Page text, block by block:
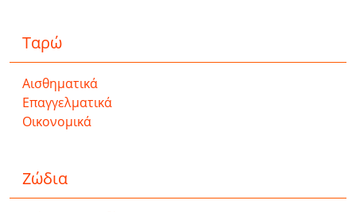
Ταρώ
Αισθηματικά
Επαγγελματικά
Οικονομικά
Ζώδια